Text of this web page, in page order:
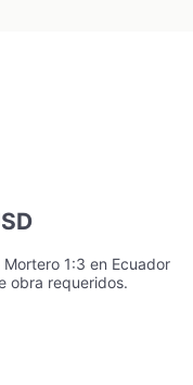
Mortero 1:3 en Ecuador
obra requeridos.